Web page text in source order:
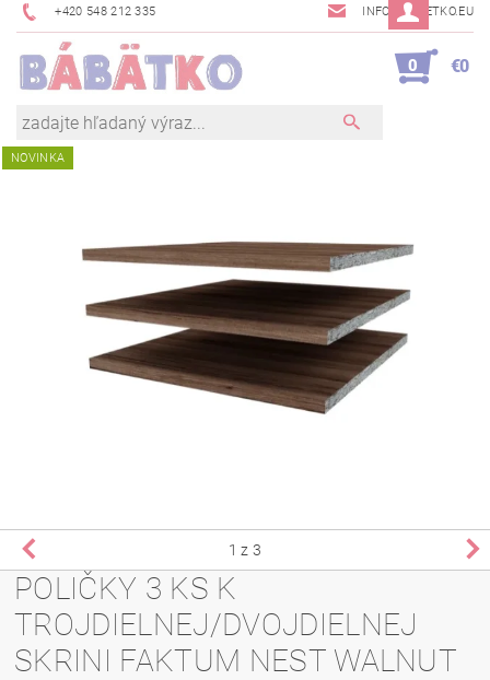
+420 548 212 335 INFO@BABETKO.EU
0 €0
NOVINKA
1 z 3
POLIČKY 3 KS K
TROJDIELNEJ/DVOJDIELNEJ
SKRINI FAKTUM NEST WALNUT